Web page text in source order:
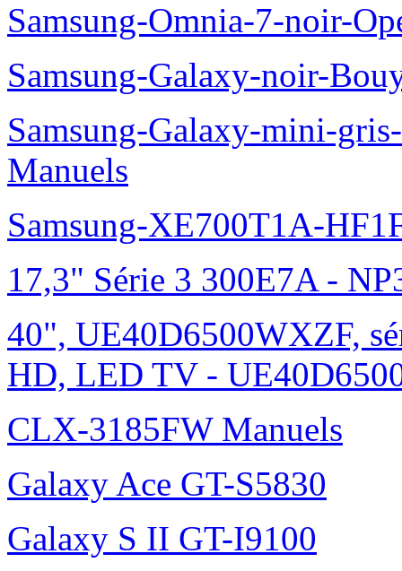
Samsung-Omnia-7-noir-
Samsung-Galaxy-noir-
Samsung-Galaxy-mini-
Manuels
Samsung-XE700T1A-
17,3" Série 3 300E7A -
40", UE40D6500WXZF,
HD, LED TV -
CLX-3185FW Manuels
Galaxy Ace GT-S5830
Galaxy S II GT-I9100